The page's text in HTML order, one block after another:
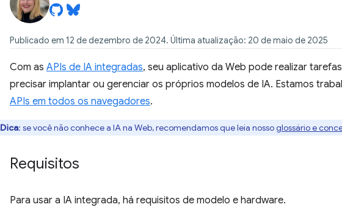
Publicado em 12 de dezembro de 2024. Última atualização: 20 de maio de 2025
Com as APIs de IA integradas, seu aplicativo da Web pode realizar
precisar implantar ou gerenciar os próprios modelos de IA. Estamos
APIs em todos os navegadores.
Dica: se você não conhece a IA na Web, recomendamos que leia nossoglossário e
Requisitos
Para usar a IA integrada, há requisitos de modelo e hardware.